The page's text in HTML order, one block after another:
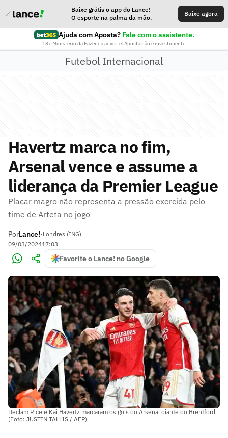
Baixe grátis o app do Lance!
O esporte na palma da mão.
Baixe agora
Ajuda com Aposta? Fale com o assistente.
18+ Ministério da Fazenda adverte: Aposta não é investimento
Futebol Internacional
Havertz marca no fim,
Arsenal vence e assume a
liderança da Premier League
Placar magro não representa a pressão exercida pelo
time de Arteta no jogo
PorLance!•Londres (ING)
09/03/202417:03
Favorite o Lance! no Google
Declam Rice e Kai Havertz marcaram os gols do Arsenal diante do Brentford
(Foto: JUSTIN TALLIS / AFP)